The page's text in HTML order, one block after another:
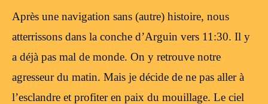
Après une navigation sans (autre) histoire, nous
atterrissons dans la conche d’Arguin vers 11:30. Il y
a déjà pas mal de monde. On y retrouve notre
agresseur du matin. Mais je décide de ne pas aller à
l’esclandre et profiter en paix du mouillage. Le ciel